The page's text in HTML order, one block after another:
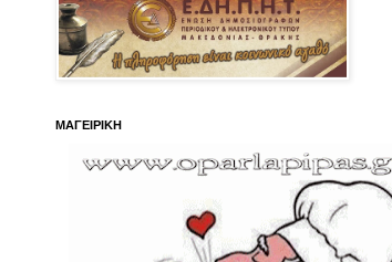
ΜΑΓΕΙΡΙΚΗ